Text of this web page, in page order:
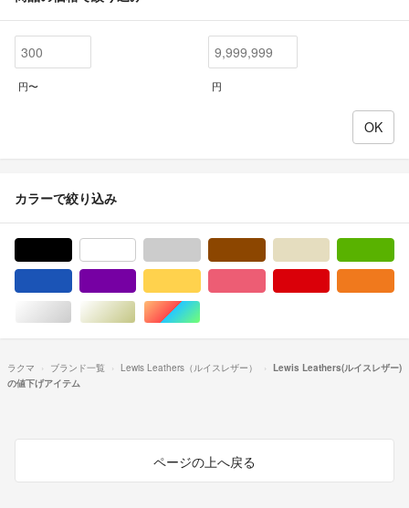
円〜 円
カラーで絞り込み
シルバー/銀色系ゴールド/金色系マルチカラー
ラクマ ブランド一覧 Lewis Leathers（ルイスレザー）
Lewis Leathers(ルイスレザー)
の値下げアイテム
ページの上へ戻る